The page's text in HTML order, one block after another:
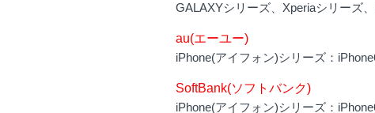
GALAXYシリーズ、Xperiaシリーズ
au(エーユー)
iPhone(アイフォン)シリーズ：
SoftBank(ソフトバンク)
iPhone(アイフォン)シリーズ：